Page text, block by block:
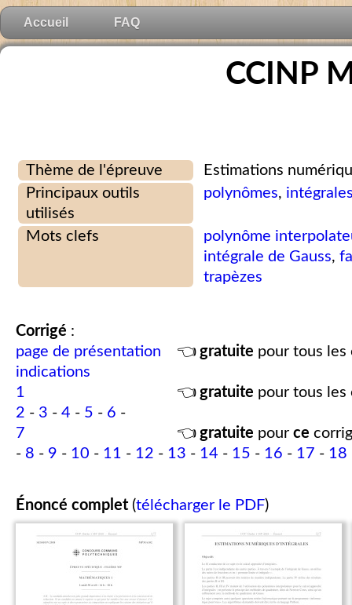
Accueil FAQ
CCINP
Thème de l'épreuve
Estimations
Principaux outils
utilisés
polynômes,
Mots clefs
polynôme
intégrale de Gauss,
trapèzes
Corrigé :
page de présentation
👈 gratuite pour tous les
indications
1
👈 gratuite pour tous les
2 - 3 - 4 - 5 - 6 -
7
👈 gratuite pour ce
- 8 - 9 - 10 - 11 - 12 - 13 - 14 - 15 - 16 - 17 - 18
Énoncé complet (télécharger le PDF)